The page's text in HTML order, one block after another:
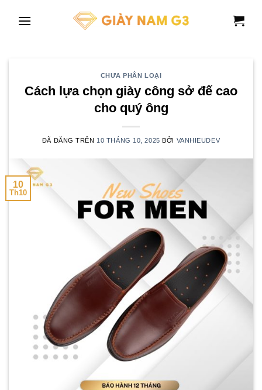
CHƯA PHÂN LOẠI
Cách lựa chọn giày công sở đế cao
cho quý ông
ĐÃ ĐĂNG TRÊN 10 THÁNG 10, 2025 BỞI VANHIEUDEV
10
Th10